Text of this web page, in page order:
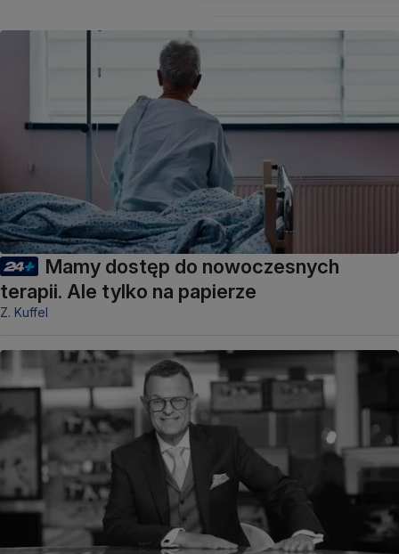
Mamy dostęp do nowoczesnych
terapii. Ale tylko na papierze
Z. Kuffel